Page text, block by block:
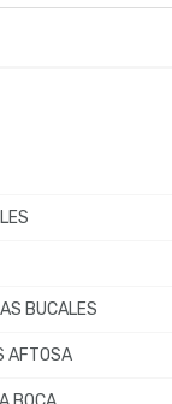
BUCALES
AFTOSA